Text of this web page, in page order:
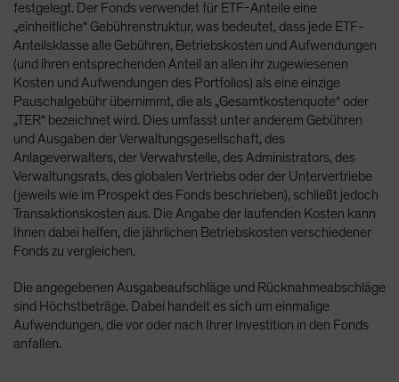
festgelegt. Der Fonds verwendet für ETF-Anteile eine
„einheitliche“ Gebührenstruktur, was bedeutet, dass jede ETF-
Anteilsklasse alle Gebühren, Betriebskosten und Aufwendungen
(und ihren entsprechenden Anteil an allen ihr zugewiesenen
Kosten und Aufwendungen des Portfolios) als eine einzige
Pauschalgebühr übernimmt, die als „Gesamtkostenquote“ oder
„TER“ bezeichnet wird. Dies umfasst unter anderem Gebühren
und Ausgaben der Verwaltungsgesellschaft, des
Anlageverwalters, der Verwahrstelle, des Administrators, des
Verwaltungsrats, des globalen Vertriebs oder der Untervertriebe
(jeweils wie im Prospekt des Fonds beschrieben), schließt jedoch
Transaktionskosten aus. Die Angabe der laufenden Kosten kann
Ihnen dabei helfen, die jährlichen Betriebskosten verschiedener
Fonds zu vergleichen.
Die angegebenen Ausgabeaufschläge und Rücknahmeabschläge
sind Höchstbeträge. Dabei handelt es sich um einmalige
Aufwendungen, die vor oder nach Ihrer Investition in den Fonds
anfallen.